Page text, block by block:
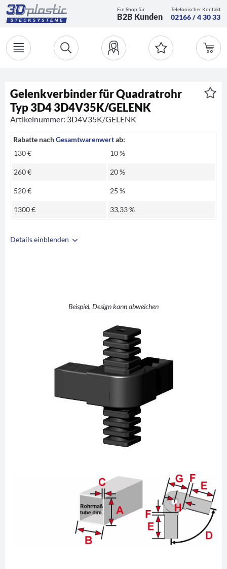
Ein Shop für
B2B Kunden
Telefonischer Kontakt
02166 / 4 30 33
Details einblenden
Beispiel, Design kann abweichen
Gelenkverbinder für Quadratrohr
Typ 3D4 3D4V35K/GELENK
Artikelnummer: 3D4V35K/GELENK
Rabatte nachGesamtwarenwertab:
130 €
10 %
260 € 20 %
520 € 25 %
1300 € 33,33 %